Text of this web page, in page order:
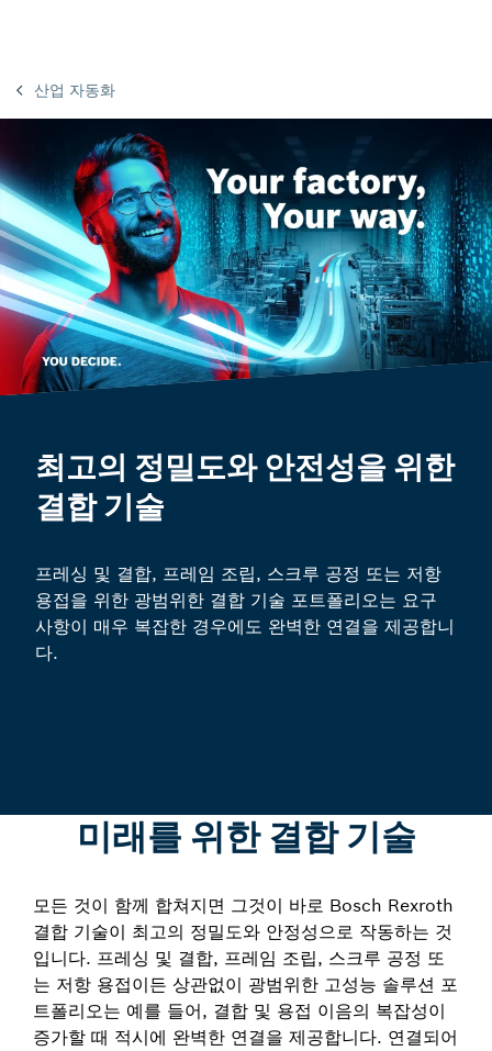
산업 자동화
최고의 정밀도와 안전성을 위한
결합 기술
프레싱 및 결합, 프레임 조립, 스크루 공정 또는 저항
용접을 위한 광범위한 결합 기술 포트폴리오는 요구
사항이 매우 복잡한 경우에도 완벽한 연결을 제공합니
다.
미래를 위한 결합 기술
모든 것이 함께 합쳐지면 그것이 바로 Bosch Rexroth
결합 기술이 최고의 정밀도와 안정성으로 작동하는 것
입니다. 프레싱 및 결합, 프레임 조립, 스크루 공정 또
는 저항 용접이든 상관없이 광범위한 고성능 솔루션 포
트폴리오는 예를 들어, 결합 및 용접 이음의 복잡성이
증가할 때 적시에 완벽한 연결을 제공합니다. 연결되어